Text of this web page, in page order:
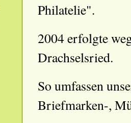
Philatelie".
2004 erfolgte
Drachselsried.
So umfassen
Briefmarken-,